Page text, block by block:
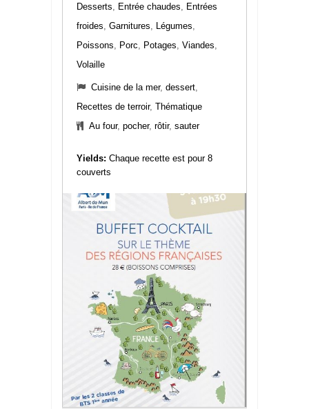
Desserts
Entrée chaudes
Entrées
froides Garnitures Légumes
Poissons
Porc Potages Viandes
Volaille
Cuisine de la mer, dessert
Recettes de terroir, Thématique
Au four, pocher, rôtir, sauter
Yields: Chaque recette est pour 8
couverts